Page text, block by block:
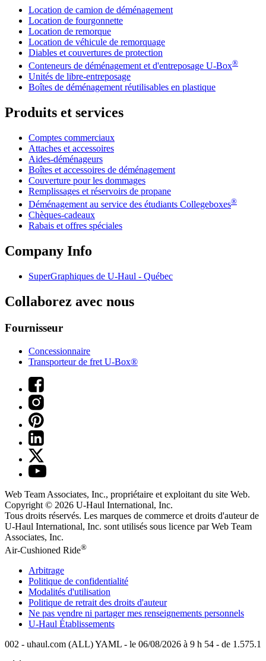
Location de camion de déménagement
Location de fourgonnette
Location de remorque
Location de véhicule de remorquage
Diables et couvertures de protection
Conteneurs de déménagement et d'entreposage U-Box®
Unités de libre-entreposage
Boîtes de déménagement réutilisables en plastique
Produits et services
Comptes commerciaux
Attaches et accessoires
Aides-déménageurs
Boîtes et accessoires de déménagement
Couverture pour les dommages
Remplissages et réservoirs de propane
Déménagement au service des étudiants Collegeboxes®
Chèques-cadeaux
Rabais et offres spéciales
Company Info
SuperGraphiques de U-Haul - Québec
Collaborez avec nous
Fournisseur
Concessionnaire
Transporteur de fret U-Box®
Web Team Associates, Inc., propriétaire et exploitant du site Web.
Copyright © 2026 U-Haul International, Inc.
Tous droits réservés. Les marques de commerce et droits d'auteur de
U-Haul International, Inc. sont utilisés sous licence par Web Team
Associates, Inc.
Air-Cushioned Ride®
Arbitrage
Politique de confidentialité
Modalités d'utilisation
Politique de retrait des droits d'auteur
Ne pas vendre ni partager mes renseignements personnels
U-Haul Établissements
002 - uhaul.com (ALL) YAML - le 06/08/2026 à 9 h 54 - de 1.575.1